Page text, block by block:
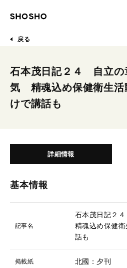
戻る
石本茂日記２４ 自立
気 精魂込め保健衛生
けで講話も
詳細情報
基本情報
記事名
石本茂日記２
精魂込め保健
話も
掲載紙 北國：夕刊